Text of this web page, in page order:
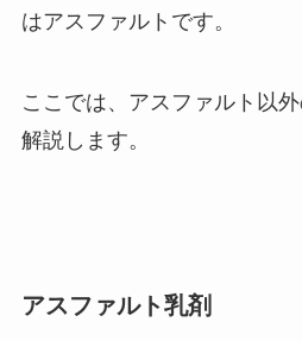
はアスファルトです。
ここでは、アスファルト以
解説します。
アスファルト乳剤